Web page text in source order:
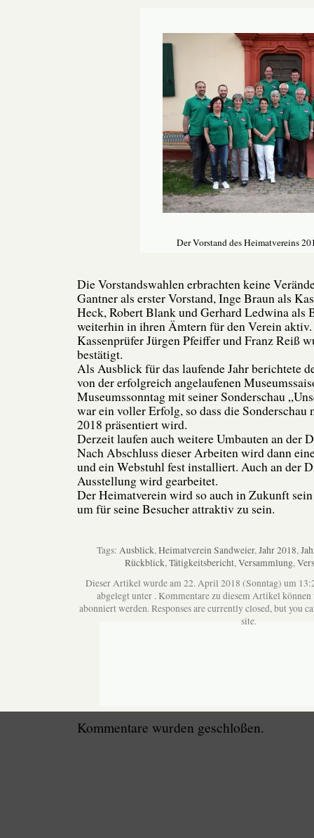
Der Vorstand des Heimatvereins
Die Vorstandswahlen erbrachten keine
Gantner als erster Vorstand, Inge Braun als
Heck, Robert Blank und Gerhard Ledwina als
weiterhin in ihren Ämtern für den Verein
Kassenprüfer Jürgen Pfeiffer und Franz Reiß
bestätigt.
Als Ausblick für das laufende Jahr berichtete
von der erfolgreich angelaufenen
Museumssonntag mit seiner Sonderschau
war ein voller Erfolg, so dass die Sonderschau
2018 präsentiert wird.
Derzeit laufen auch weitere Umbauten an der
Nach Abschluss dieser Arbeiten wird dann
und ein Webstuhl fest installiert. Auch an der
Ausstellung wird gearbeitet.
Der Heimatverein wird so auch in Zukunft
um für seine Besucher attraktiv zu sein.
Tags: Ausblick,Heimatverein Sandweier,Jahr 2018,
Rückblick,Tätigkeitsbericht,Versammlung,
Dieser Artikel wurde am 22. April 2018 (Sonntag) um
abgelegt unter . Kommentare zu diesem Artikel
abonniert werden. Responses are currently closed, but you
site.
Kommentare wurden geschloßen.